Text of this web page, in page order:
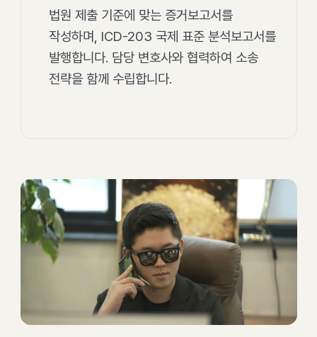
법원 제출 기준에 맞는 증거보고서를
작성하며, ICD-203 국제 표준 분석보고서를
발행합니다. 담당 변호사와 협력하여 소송
전략을 함께 수립합니다.